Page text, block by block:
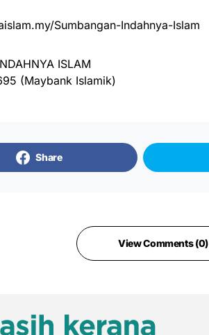
Sumbangan-Indahnya-Islam
ISLAM
(Maybank Islamik)
Share
View Comments (0)